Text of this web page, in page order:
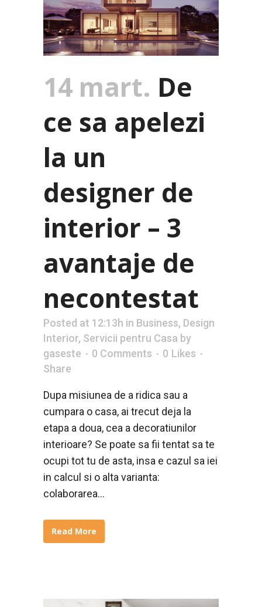
14 mart. De
ce sa apelezi
la un
designer de
interior – 3
avantaje de
necontestat
Posted at 12:13h in Business, Design
Interior, Servicii pentru Casa by
gaseste
0 Comments 0 Likes
Share
Dupa misiunea de a ridica sau a
cumpara o casa, ai trecut deja la
etapa a doua, cea a decoratiunilor
interioare? Se poate sa fii tentat sa te
ocupi tot tu de asta, insa e cazul sa iei
in calcul si o alta varianta:
colaborarea...
Read More